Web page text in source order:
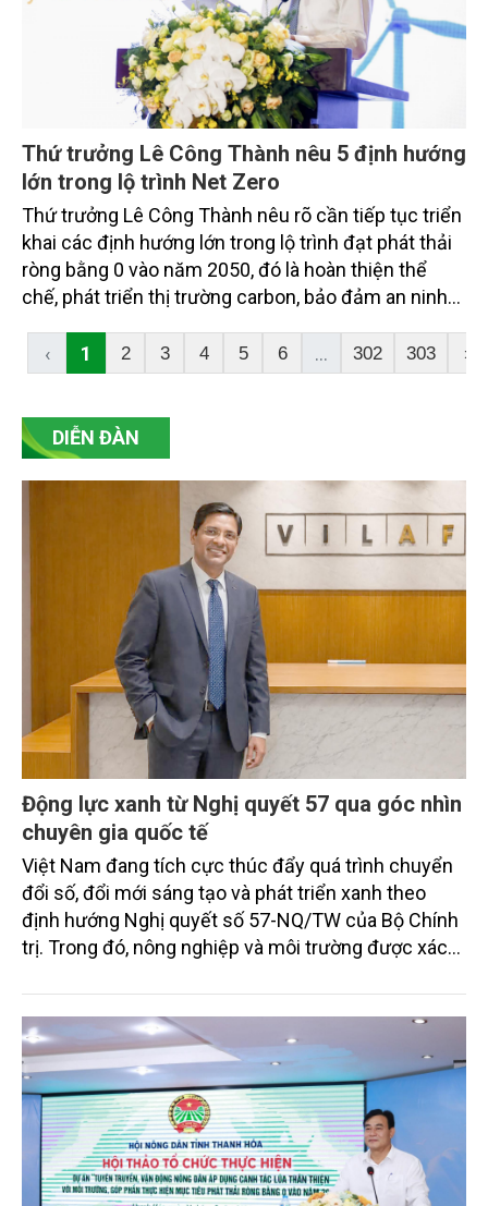
Thứ trưởng Lê Công Thành nêu 5 định hướng
lớn trong lộ trình Net Zero
Thứ trưởng Lê Công Thành nêu rõ cần tiếp tục triển
khai các định hướng lớn trong lộ trình đạt phát thải
ròng bằng 0 vào năm 2050, đó là hoàn thiện thể
chế, phát triển thị trường carbon, bảo đảm an ninh
bền vững, thúc đẩy chuyển đổi xanh trong các
ngành kinh tế, phát huy vai trò của các hệ sinh thái
‹ 1 2 3 4 5 6 ... 302 303 ›
DIỄN ĐÀN
Động lực xanh từ Nghị quyết 57 qua góc nhìn
chuyên gia quốc tế
Việt Nam đang tích cực thúc đẩy quá trình chuyển
đổi số, đổi mới sáng tạo và phát triển xanh theo
định hướng Nghị quyết số 57-NQ/TW của Bộ Chính
trị. Trong đó, nông nghiệp và môi trường được xác
sắc bởi các tiến bộ công nghệ và cam kết bền vững
toàn cầu, đặc biệt là mục tiêu đưa phát thải ròng
bằng 0 (Net-Zero) vào năm 2050.